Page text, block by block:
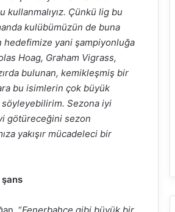
kullanmalıyız. Çünkü lig bu
kulübümüzün de buna
hedefimize yani şampiyonluğa
Hoag, Graham Vigrass,
bulunan, kemikleşmiş bir
bu isimlerin çok büyük
söyleyebilirim. Sezona iyi
götüreceğini sezon
yakışır mücadeleci bir